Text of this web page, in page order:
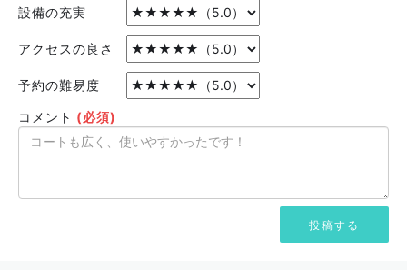
設備の充実
アクセスの良さ
予約の難易度
コメント (必須)